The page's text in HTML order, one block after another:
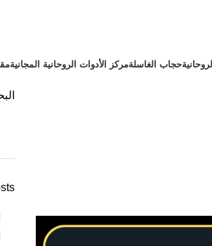
حجاب الغاسلةمركز الأدوات الروحانية المجانية